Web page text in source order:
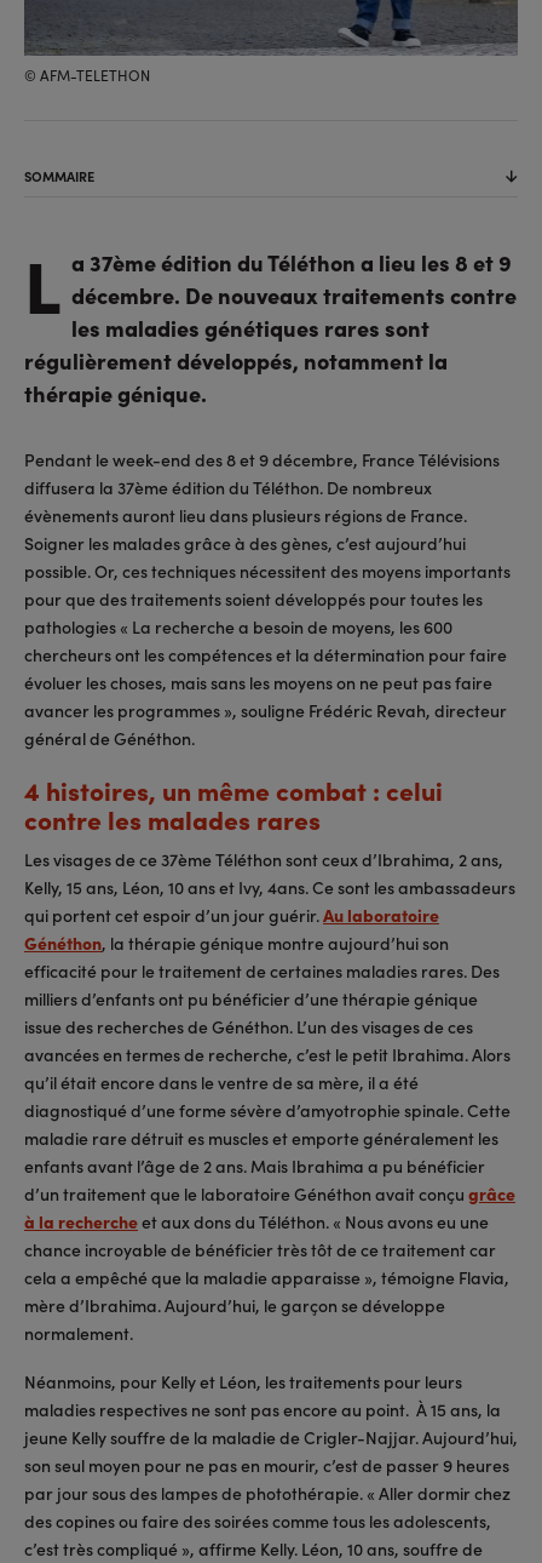
© AFM-TELETHON
SOMMAIRE
L a 37ème édition du Téléthon a lieu les 8 et 9
décembre. De nouveaux traitements contre
les maladies génétiques rares sont
régulièrement développés, notamment la
thérapie génique.
Pendant le week-end des 8 et 9 décembre, France Télévisions
diffusera la 37ème édition du Téléthon. De nombreux
évènements auront lieu dans plusieurs régions de France.
Soigner les malades grâce à des gènes, c’est aujourd’hui
possible. Or, ces techniques nécessitent des moyens importants
pour que des traitements soient développés pour toutes les
pathologies « La recherche a besoin de moyens, les 600
chercheurs ont les compétences et la détermination pour faire
évoluer les choses, mais sans les moyens on ne peut pas faire
avancer les programmes », souligne Frédéric Revah, directeur
général de Généthon.
4 histoires, un même combat : celui
contre les malades rares
Les visages de ce 37ème Téléthon sont ceux d’Ibrahima, 2 ans,
Kelly, 15 ans, Léon, 10 ans et Ivy, 4ans. Ce sont les ambassadeurs
qui portent cet espoir d’un jour guérir.Au laboratoire
Généthon, la thérapie génique montre aujourd’hui son
efficacité pour le traitement de certaines maladies rares. Des
milliers d’enfants ont pu bénéficier d’une thérapie génique
issue des recherches de Généthon. L’un des visages de ces
avancées en termes de recherche, c’est le petit Ibrahima. Alors
qu’il était encore dans le ventre de sa mère, il a été
diagnostiqué d’une forme sévère d’amyotrophie spinale. Cette
maladie rare détruit es muscles et emporte généralement les
enfants avant l’âge de 2 ans. Mais Ibrahima a pu bénéficier
d’un traitement que le laboratoire Généthon avait conçu grâce
à la rechercheet aux dons du Téléthon. « Nous avons eu une
chance incroyable de bénéficier très tôt de ce traitement car
cela a empêché que la maladie apparaisse », témoigne Flavia,
mère d’Ibrahima. Aujourd’hui, le garçon se développe
normalement.
Néanmoins, pour Kelly et Léon, les traitements pour leurs
maladies respectives ne sont pas encore au point. À 15 ans, la
jeune Kelly souffre de la maladie de Crigler-Najjar. Aujourd’hui,
son seul moyen pour ne pas en mourir, c’est de passer 9 heures
par jour sous des lampes de photothérapie. « Aller dormir chez
des copines ou faire des soirées comme tous les adolescents,
c’est très compliqué », affirme Kelly. Léon, 10 ans, souffre de